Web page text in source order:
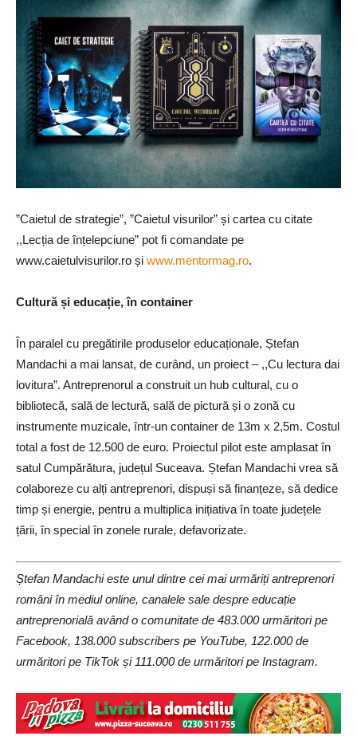
”Caietul de strategie”, ”Caietul visurilor” și cartea cu citate
,,Lecția de înțelepciune” pot fi comandate pe
www.caietulvisurilor.ro și www.mentormag.ro.
Cultură și educație, în container
În paralel cu pregătirile produselor educaționale, Ștefan
Mandachi a mai lansat, de curând, un proiect – ,,Cu lectura dai
lovitura”. Antreprenorul a construit un hub cultural, cu o
bibliotecă, sală de lectură, sală de pictură și o zonă cu
instrumente muzicale, într-un container de 13m x 2,5m. Costul
total a fost de 12.500 de euro. Proiectul pilot este amplasat în
satul Cumpărătura, județul Suceava. Ștefan Mandachi vrea să
colaboreze cu alți antreprenori, dispuși să finanțeze, să dedice
timp și energie, pentru a multiplica inițiativa în toate județele
țării, în special în zonele rurale, defavorizate.
Ștefan Mandachi este unul dintre cei mai urmăriți antreprenori
români în mediul online, canalele sale despre educație
antreprenorială având o comunitate de 483.000 urmăritori pe
Facebook, 138.000 subscribers pe YouTube, 122.000 de
urmăritori pe TikTok și 111.000 de urmăritori pe Instagram.